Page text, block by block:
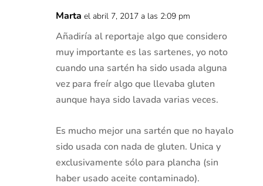
Marta el abril 7, 2017 a las 2:09 pm
Añadiría al reportaje algo que considero
muy importante es las sartenes, yo noto
cuando una sartén ha sido usada alguna
vez para freír algo que llevaba gluten
aunque haya sido lavada varias veces.
Es mucho mejor una sartén que no hayalo
sido usada con nada de gluten. Unica y
exclusivamente sólo para plancha (sin
haber usado aceite contaminado).